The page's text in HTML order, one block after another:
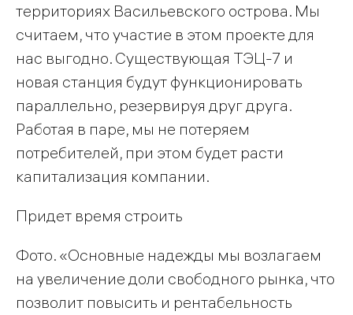
территориях Васильевского острова. Мы
считаем, что участие в этом проекте для
нас выгодно. Существующая ТЭЦ-7 и
новая станция будут функционировать
параллельно, резервируя друг друга.
Работая в паре, мы не потеряем
потребителей, при этом будет расти
капитализация компании.
Придет время строить
Фото. «Основные надежды мы возлагаем
на увеличение доли свободного рынка, что
позволит повысить и рентабельность